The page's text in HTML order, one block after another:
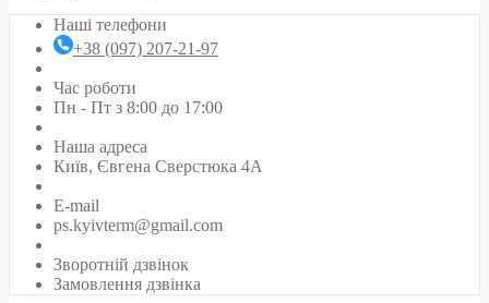
Наші телефони
+38 (097) 207-21-97
Час роботи
Пн - Пт з 8:00 до 17:00
Наша адреса
Київ, Євгена Сверстюка 4А
E-mail
ps.kyivterm@gmail.com
Зворотній дзвінок
Замовлення дзвінка